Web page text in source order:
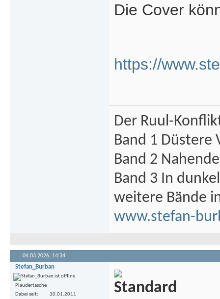
Die Cover
https://
Der Ruul-
Band 1 Düstere
Band 2
Band 3 In
weitere Bände
www.stefan-
04.03.2026, 14:34
Stefan_Burban
Plaudertasche
Dabei seit
30.01.2011